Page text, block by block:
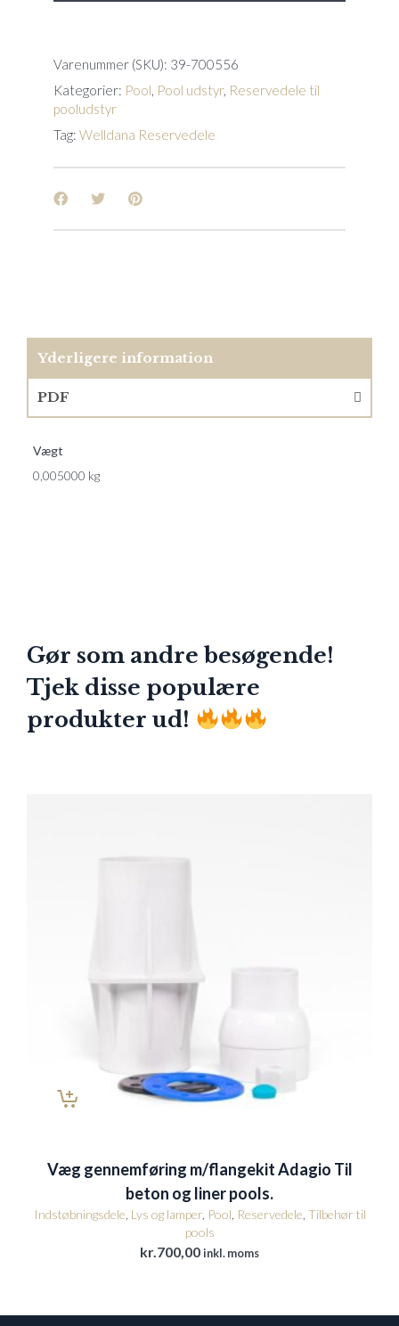
Varenummer (SKU): 39-700556
Kategorier: Pool Pool udstyr, Reservedele til
pooludstyr
Tag: Welldana Reservedele
Yderligere information
PDF
Vægt
0,005000 kg
Gør som andre besøgende!
Tjek disse populære
produkter ud!
Væg gennemføring m/flangekit Adagio Til
beton og liner pools.
Indstøbningsdele Lys og lamper, Pool Reservedele Tilbehør til
pools
kr. 700,00inkl. moms